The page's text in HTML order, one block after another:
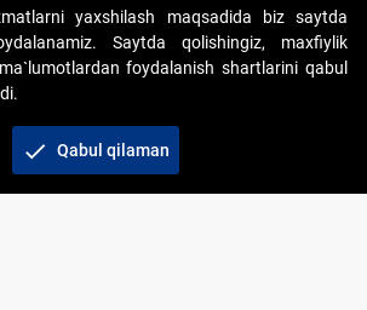
"Elektron onlayn-auksionlarni tashkil etish"
71 202-21-11
yaxshilash maqsadida biz saytda
Saytda qolishingiz, maxfiylik
foydalanish shartlarini qabul
check Qabul qilaman